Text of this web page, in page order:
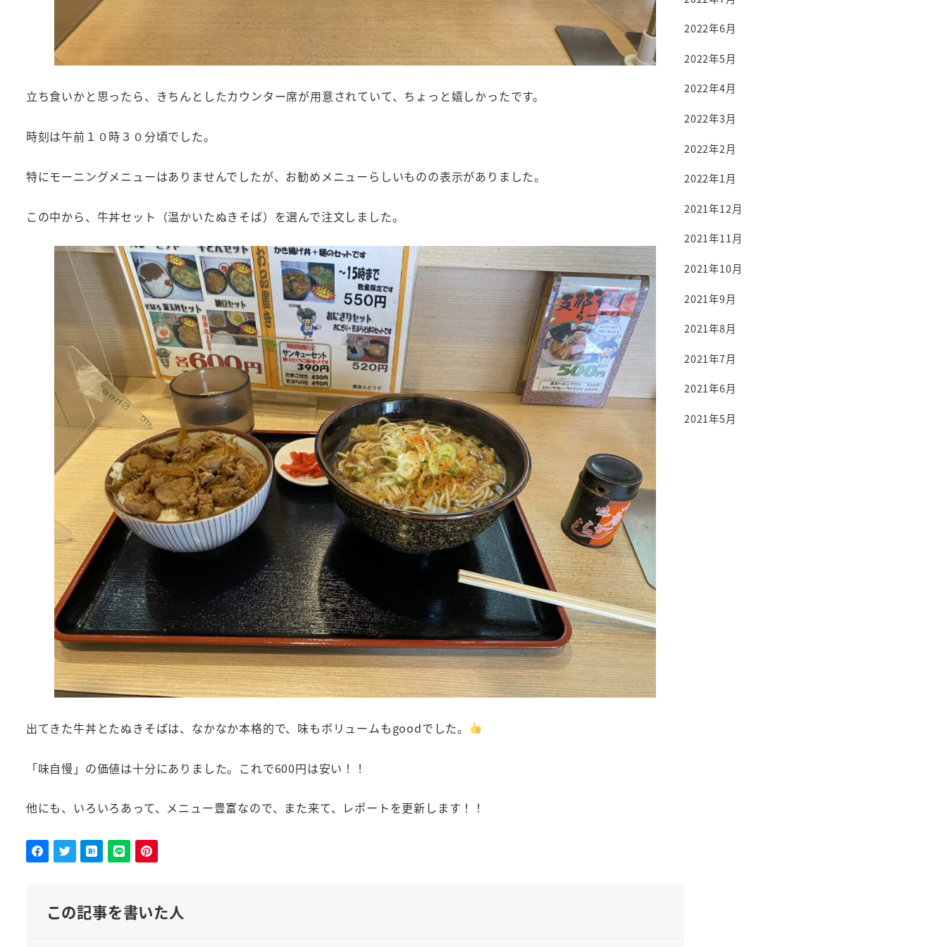
立ち食いかと思ったら、きちんとしたカウンター席が用意されていて、ちょっと嬉しかったです。
時刻は午前１０時３０分頃でした。
特にモーニングメニューはありませんでしたが、お勧めメニューらしいものの表示がありました。
この中から、牛丼セット（温かいたぬきそば）を選んで注文しました。
出てきた牛丼とたぬきそばは、なかなか本格的で、味もボリュームもgoodでした。
「味自慢」の価値は十分にありました。これで600円は安い！！
他にも、いろいろあって、メニュー豊富なので、また来て、レポートを更新します！！
この記事を書いた人
2022年6月
2022年5月
2022年4月
2022年3月
2022年2月
2022年1月
2021年12月
2021年11月
2021年10月
2021年9月
2021年8月
2021年7月
2021年6月
2021年5月